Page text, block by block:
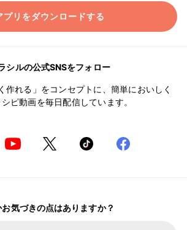
プリをダウンロードする
シルの公式SNSをフォロー
作れる」をコンセプトに、簡単においしく
ピ動画を毎日配信しています。
気づきの点はありますか？